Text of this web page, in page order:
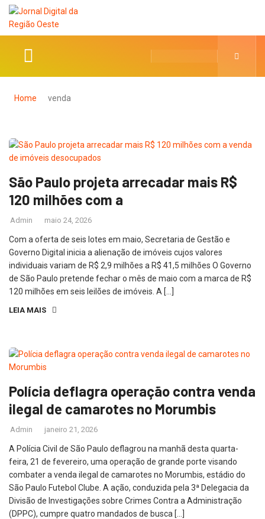
Home venda
São Paulo projeta arrecadar mais R$
120 milhões com a
Admin maio 24, 2026
Com a oferta de seis lotes em maio, Secretaria de Gestão e
Governo Digital inicia a alienação de imóveis cujos valores
individuais variam de R$ 2,9 milhões a R$ 41,5 milhões O Governo
de São Paulo pretende fechar o mês de maio com a marca de R$
120 milhões em seis leilões de imóveis. A […]
LEIA MAIS
Polícia deflagra operação contra venda
ilegal de camarotes no Morumbis
Admin janeiro 21, 2026
A Polícia Civil de São Paulo deflagrou na manhã desta quarta-
feira, 21 de fevereiro, uma operação de grande porte visando
combater a venda ilegal de camarotes no Morumbis, estádio do
São Paulo Futebol Clube. A ação, conduzida pela 3ª Delegacia da
Divisão de Investigações sobre Crimes Contra a Administração
(DPPC), cumpre quatro mandados de busca […]